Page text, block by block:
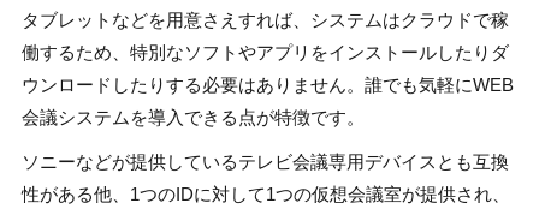
タブレットなどを用意さえすれば、システムはクラウドで稼
働するため、特別なソフトやアプリをインストールしたりダ
ウンロードしたりする必要はありません。誰でも気軽にWEB
会議システムを導入できる点が特徴です。
ソニーなどが提供しているテレビ会議専用デバイスとも互換
性がある他、1つのIDに対して1つの仮想会議室が提供され、